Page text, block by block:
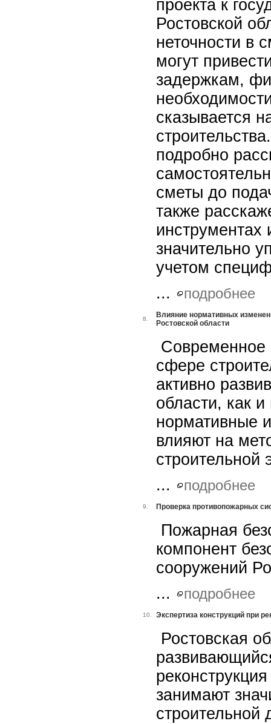
проекта к
Ростовской
неточности в
могут
задержкам,
сказывается
подробно
сметы до
также
инструментах
значительно
учетом
...
подробнее
8.
Влияние нормативных
Ростовской области
Современное
сфере
активно
области, как
нормативные
влияют на
строительной
...
подробнее
9. Проверка противопожарных
Пожарная
компонент
сооружений
...
подробнее
10. Экспертиза конструкций при
Ростовская
занимают
строительной